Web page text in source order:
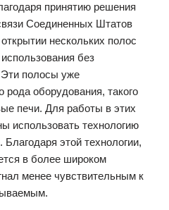
принятию решения
Соединенных Штатов
нескольких полос
без
Эти полосы уже
рода оборудования, такого
печи. Для работы в этих
использовать технологию
Благодаря этой технологии,
в более широком
менее чувствительным к